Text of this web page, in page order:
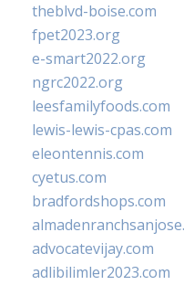
theblvd-boise.com
fpet2023.org
e-smart2022.org
ngrc2022.org
leesfamilyfoods.com
lewis-lewis-cpas.com
eleontennis.com
cyetus.com
bradfordshops.com
advocatevijay.com
adlibilimler2023.com